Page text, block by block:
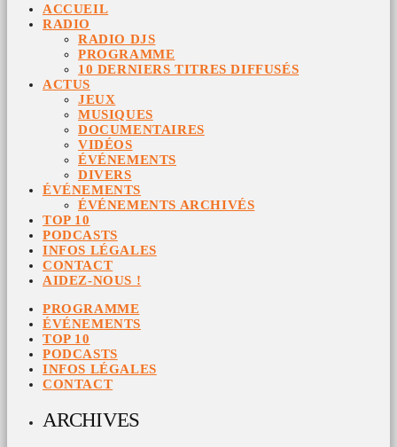
ACCUEIL
RADIO
RADIO DJS
PROGRAMME
10 DERNIERS TITRES DIFFUSÉS
ACTUS
JEUX
MUSIQUES
DOCUMENTAIRES
VIDÉOS
ÉVÉNEMENTS
DIVERS
ÉVÉNEMENTS
ÉVÉNEMENTS ARCHIVÉS
TOP 10
PODCASTS
INFOS LÉGALES
CONTACT
AIDEZ-NOUS !
PROGRAMME
ÉVÉNEMENTS
TOP 10
PODCASTS
INFOS LÉGALES
CONTACT
ARCHIVES